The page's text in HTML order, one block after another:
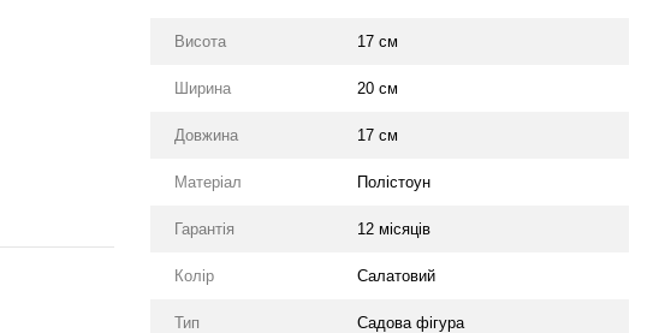
Висота 17 см
Ширина 20 см
Довжина 17 см
Матеріал Полістоун
Гарантія 12 місяців
Колір Салатовий
Тип Садова фігура